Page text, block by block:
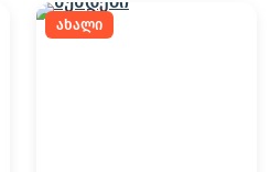
ახალი